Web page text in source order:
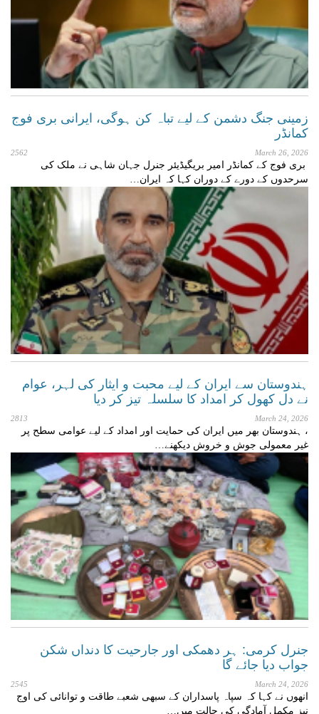
زمینی جنگ دشمن کے لیے تباہ کن ہوگی، ایرانی بری فوج
کمانڈر
March 26, 2026
2562
بری فوج کے کمانڈر امیر بریگیڈیئر جنرل جہان شاہی نے ملک کی
سرحدوں کے دورے کے دوران کہا کہ ایران…
ہندوستان سے ایران کے لیے محبت و ایثار کی لہر، عوام
نے دل کھول کر امداد کا سلسلہ تیز کر دیا
March 24, 2026
2813
، ہندوستان بھر میں ایران کی حمایت اور امداد کے لیے عوامی سطح پر
غیر معمولی جوش و خروش دیکھنے…
جنرل کرمی: ہر دھمکی اور جارحیت کا دنداں شکن
جواب دیا جائے گا
March 24, 2026
2545
انھوں نے کہا کہ سپاہ پاسداران کے سبھی شعبے طاقت و توانائی کی اوج
نیز مکمل آمادگی کی حالت میں…